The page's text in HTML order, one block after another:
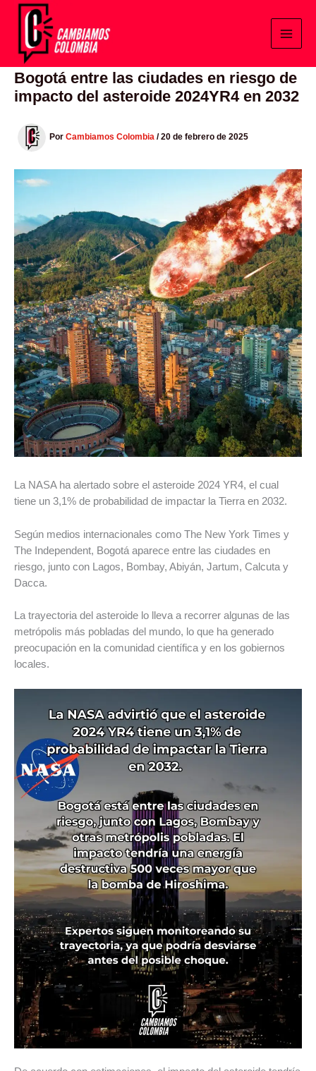
contenido
Bogotá entre las ciudades en riesgo de
impacto del asteroide 2024YR4 en 2032
Por Cambiamos Colombia /20 de febrero de 2025
La NASA ha alertado sobre el asteroide 2024 YR4, el cual
tiene un 3,1% de probabilidad de impactar la Tierra en 2032.
Según medios internacionales como The New York Times y
The Independent, Bogotá aparece entre las ciudades en
riesgo, junto con Lagos, Bombay, Abiyán, Jartum, Calcuta y
Dacca.
La trayectoria del asteroide lo lleva a recorrer algunas de las
metrópolis más pobladas del mundo, lo que ha generado
preocupación en la comunidad científica y en los gobiernos
locales.